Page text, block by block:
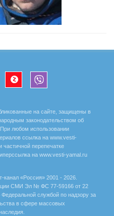
на сайте, защищены в
законодательством об
любом использовании
ссылка на www.vesti-
частичной перепечатке
на www.vesti-yamal.ru
канал «Россия» 2001 - 2026.
СМИ Эл № ФС 77-59166 от 22
Федеральной службой по надзору за
в сфере массовых